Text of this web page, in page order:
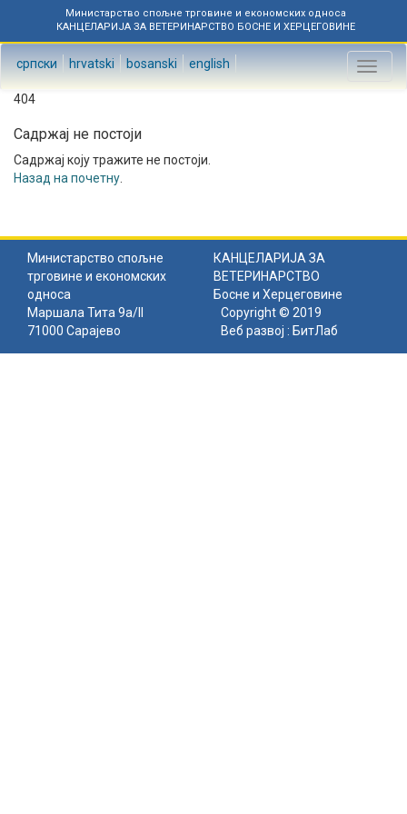
Министарство спољне трговине и економских односа
КАНЦЕЛАРИЈА ЗА ВЕТЕРИНАРСТВО БОСНЕ И ХЕРЦЕГОВИНЕ
српски hrvatski bosanski english
Toggle
404
Садржај не постоји
Садржај коју тражите не постоји.
Назад на почетну
Министарство спољне
трговине и економских
односа
КАНЦЕЛАРИЈА ЗА
ВЕТЕРИНАРСТВО
Босне и Херцеговине
Маршала Тита 9а/II
71000 Сарајево
Copyright © 2019
Веб развој : БитЛаб